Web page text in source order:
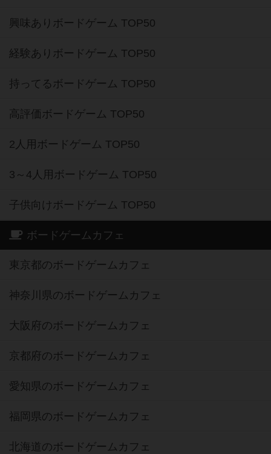
興味ありボードゲーム TOP50
経験ありボードゲーム TOP50
持ってるボードゲーム TOP50
高評価ボードゲーム TOP50
2人用ボードゲーム TOP50
3～4人用ボードゲーム TOP50
子供向けボードゲーム TOP50
ボードゲームカフェ
東京都のボードゲームカフェ
神奈川県のボードゲームカフェ
大阪府のボードゲームカフェ
京都府のボードゲームカフェ
愛知県のボードゲームカフェ
福岡県のボードゲームカフェ
北海道のボードゲームカフェ